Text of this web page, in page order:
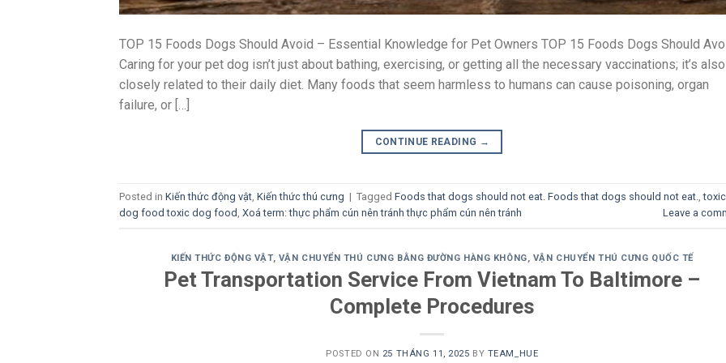
TOP 15 Foods Dogs Should Avoid – Essential Knowledge for Pet Owners TOP 15 Foods Dogs Should
Caring for your pet dog isn’t just about bathing, exercising, or getting all the necessary vaccinations; it’s also
closely related to their daily diet. Many foods that seem harmless to humans can cause poisoning, organ
failure, or […]
CONTINUE READING →
Posted in Kiến thức động vật, Kiến thức thú cưng | Tagged Foods that dogs should not eat. Foods that dogs should not eat.,toxic
dog food toxic dog food, Xoá term: thực phẩm cún nên tránh thực phẩm cún nên tránh Leave a
KIẾN THỨC ĐỘNG VẬT, VẬN CHUYỂN THÚ CƯNG BẰNG ĐƯỜNG HÀNG KHÔNG, VẬN CHUYỂN THÚ CƯNG QUỐC TẾ
Pet Transportation Service From Vietnam To Baltimore –
Complete Procedures
POSTED ON 25 THÁNG 11, 2025 BY TEAM_HUE